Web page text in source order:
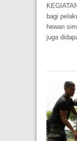
bagi
hewan
juga